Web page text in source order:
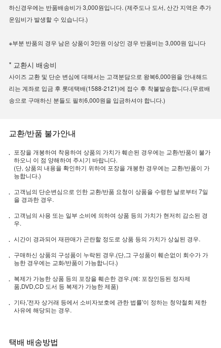
하신경우에는 반품배송비가 3,000원입니다. (제주도나 도서, 산간 지역은 추가
운임비가 발생할 수 있습니다.)
※부분 반품의 경우 남은 상품이 3만원 이상인 경우 반품비는 3,000원 입니다
* 교환시 배송비
사이즈 교환 및 단순 변심에 대해서는 고객분담으로 왕복6,000원을 안내해드
리는 계좌로 입금 후 롯데택배(1588-2121)에 접수 후 착불발송합니다.(무료배
송으로 구매하신 분들도 필히6,000원을 입금하셔야 합니다.)
교환/반품 불가안내
포장을 개봉하여 착용하여 상품의 가치가 훼손된 경우에는 교환/반품이 불가
하오니 이 점 양해하여 주시기 바랍니다.
(단, 상품의 내용을 확인하기 위하여 포장을 개봉한 경우에는 교환/반품이 가
능합니다.)
고객님의 단순변심으로 인한 교환/반품 요청이 상품을 수령한 날로부터 7일
을 경과한 경우.
고객님의 사용 또는 일부 소비에 의하여 상품 등의 가치가 현저히 감소된 경
우.
시간이 경과되어 재판매가 곤란할 정도로 상품 등의 가치가 상실된 경우.
구매하신 상품의 구성품이 누락된 경우.(단,그 구성품이 훼손없이 회수가 가
능한 경우에는 교화/반품이 가능합니다.)
복제가 가능한 상품 등의 포장을 훼손한 경우.(예: 포장인등된 정자제
품,DVD,CD 도서 등 복제가 가능한 제품)
기타,'전자 상거래 등에서 소비자보호에 관한 법률'이 정하는 청약철회 제한
사유에 해당되는 경우.
택배 배송방법